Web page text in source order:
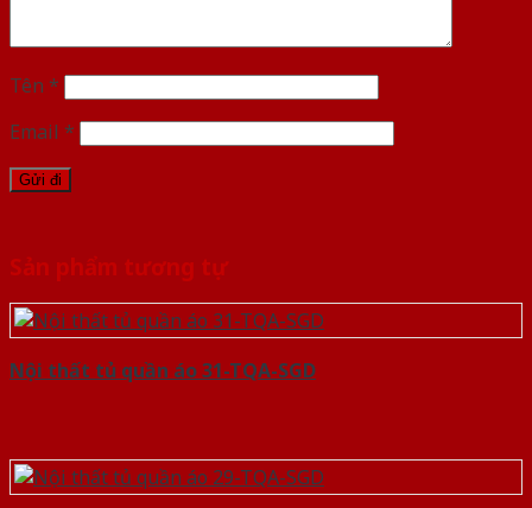
Tên *
Email *
Sản phẩm tương tự
Nội thất tủ quần áo 31-TQA-SGD